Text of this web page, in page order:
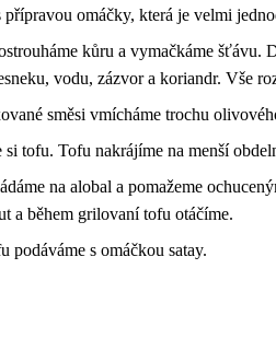
přípravou omáčky, která je velmi
kůru a vymačkáme šťávu.
vodu, zázvor a koriandr. Vše
směsi vmícháme trochu
si tofu. Tofu nakrájíme na menší
na alobal a pomažeme
a během grilovaní tofu otáčíme.
podáváme s omáčkou satay.